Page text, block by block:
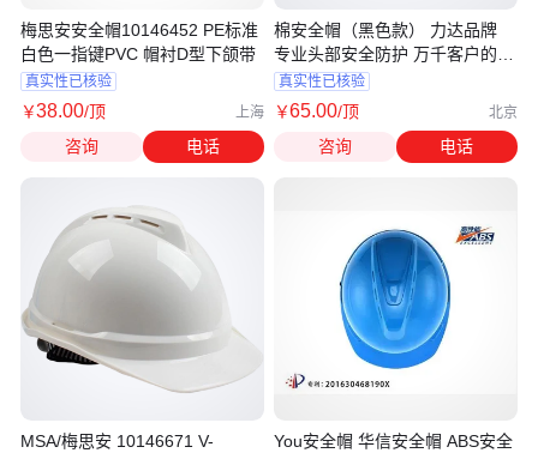
梅思安安全帽10146452 PE标准
白色一指键PVC 帽衬D型下颌带
真实性已核验
￥38.00/顶 上海
咨询 电话
MSA/梅思安 10146671 V-
棉安全帽（黑色款） 力达品牌
专业头部安全防护 万千客户的放
心之选
真实性已核验
￥65.00/顶 北京
咨询 电话
You安全帽 华信安全帽 ABS安全